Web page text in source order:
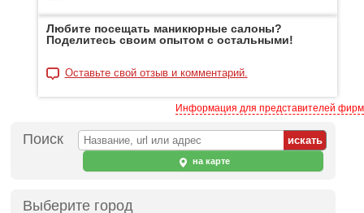
Любите посещать маникюрные салоны?
Поделитесь своим опытом с остальными!
Оставьте свой отзыв и комментарий.
Информация для представителей фирм
Поиск
на карте
Выберите город